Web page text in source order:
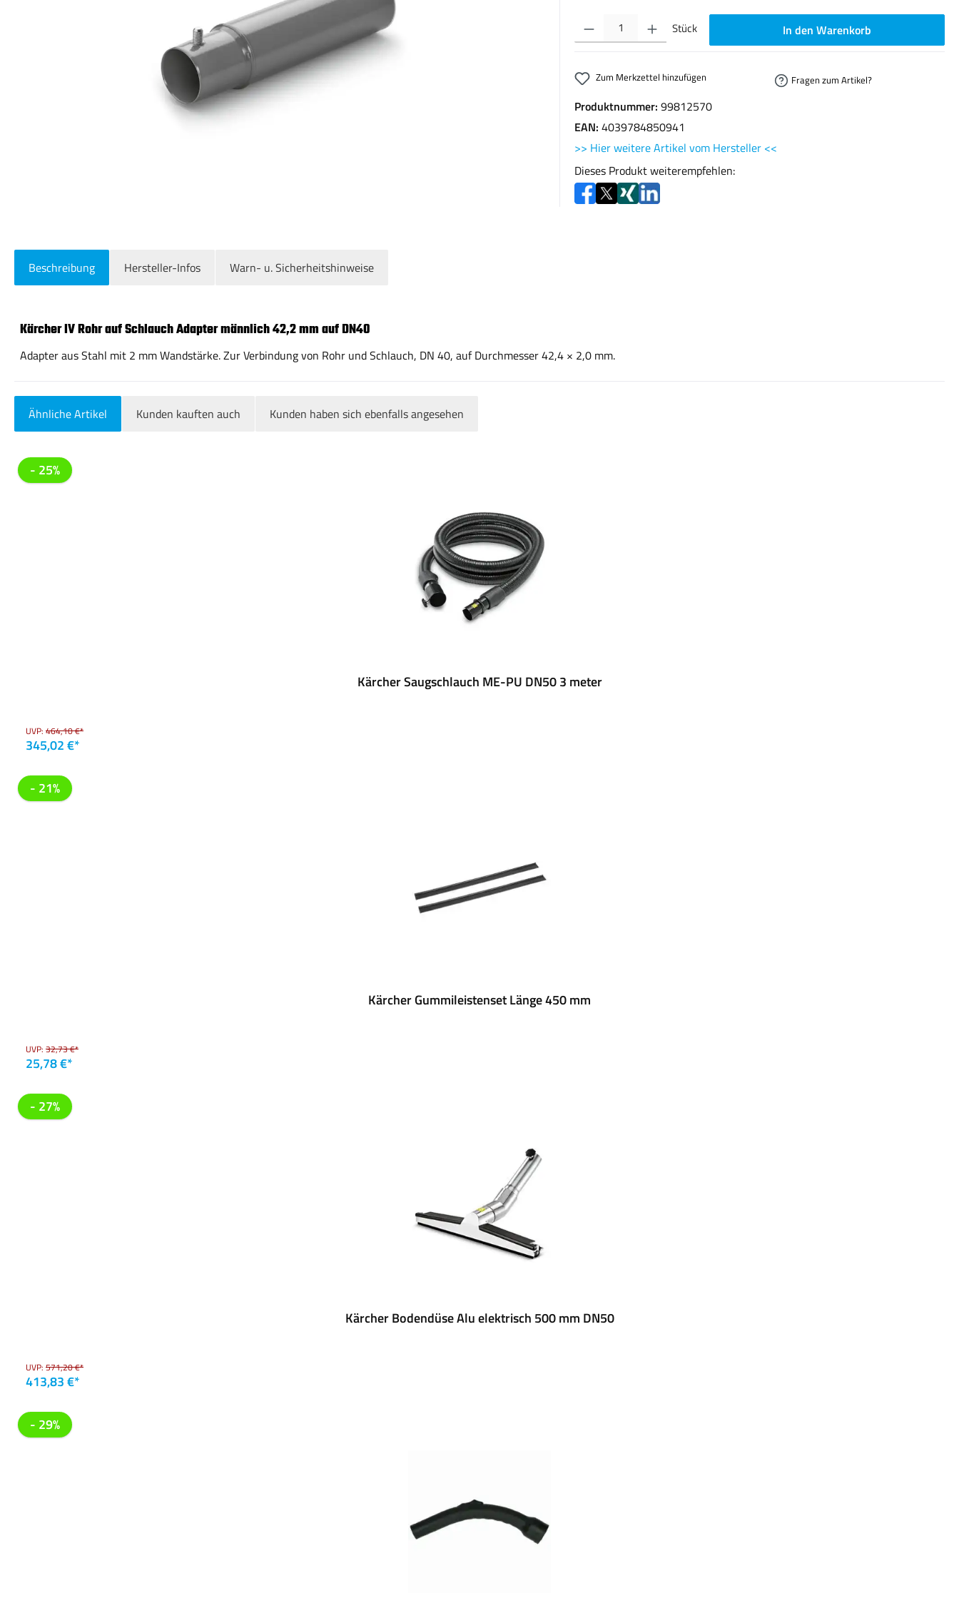
Produkt Anzahl: Gib den gewünschten Wert ein oder benutze die Schaltflächen um die Anzahl zu erhöhen
Stück In den Warenkorb
Zum Merkzettel hinzufügen Fragen zum Artikel?
Produktnummer: 99812570
EAN: 4039784850941
>> Hier weitere Artikel vom Hersteller <<
Dieses Produkt weiterempfehlen:
Beschreibung Hersteller-Infos Warn- u. Sicherheitshinweise
Kärcher IV Rohr auf Schlauch Adapter männlich 42,2 mm auf DN40
Adapter aus Stahl mit 2 mm Wandstärke. Zur Verbindung von Rohr und Schlauch, DN 40, auf Durchmesser 42,4 × 2,0 mm.
Ähnliche Artikel Kunden kauften auch Kunden haben sich ebenfalls angesehen
Produktgalerie überspringen
- 25%
Kärcher Saugschlauch ME-PU DN50 3 meter
UVP: 464,10 €*
345,02 €*
- 21%
Kärcher Gummileistenset Länge 450 mm
UVP: 32,73 €*
25,78 €*
- 27%
Kärcher Bodendüse Alu elektrisch 500 mm DN50
UVP: 571,20 €*
413,83 €*
- 29%